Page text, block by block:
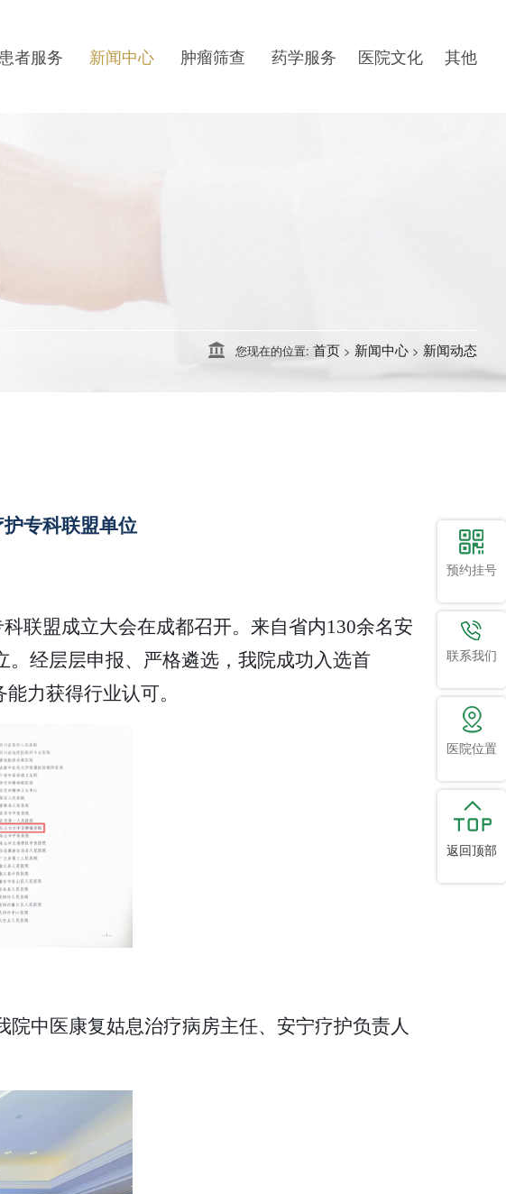
患者服务 新闻中心 肿瘤筛查 药学服务 医院文化 其他
您现在的位置: 首页 > 新闻中心 > 新闻动态
专科联盟单位
联盟成立大会在成都召开。来自省内130余名安
经层层申报、严格遴选，我院成功入选首
力获得行业认可。
中医康复姑息治疗病房主任、安宁疗护负责人
预约挂号
联系我们
医院位置
返回顶部